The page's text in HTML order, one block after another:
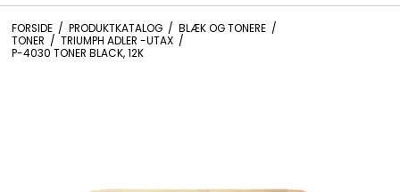
FORSIDE / PRODUKTKATALOG / BLÆK OG TONERE /
TONER / TRIUMPH ADLER -UTAX /
P-4030 TONER BLACK, 12K